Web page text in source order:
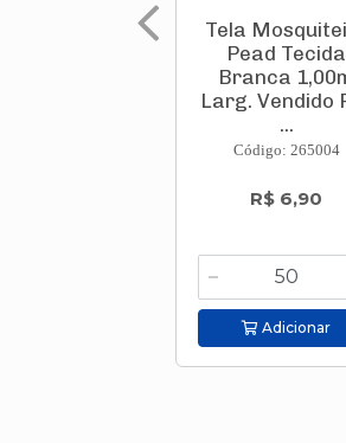
Tela
Pead Tecida
Branca
Larg. Vendido
...
Código: 265004
R$ 6,90
Adicionar